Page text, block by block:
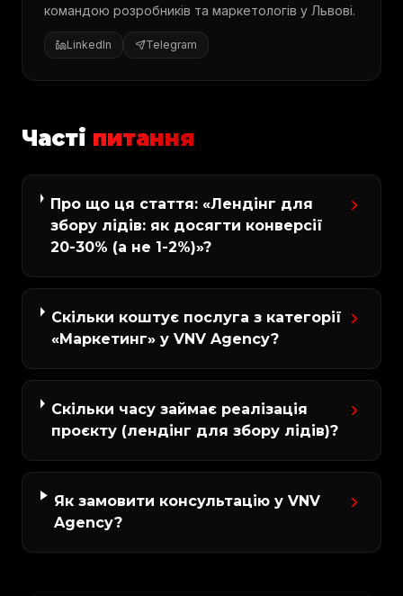
командою розробників та маркетологів у Львові.
LinkedIn Telegram
Часті питання
Про що ця стаття: «Лендінг для
збору лідів: як досягти конверсії
20-30% (а не 1-2%)»?
Скільки коштує послуга з категорії
«Маркетинг» у VNV Agency?
Скільки часу займає реалізація
проєкту (лендінг для збору лідів)?
Як замовити консультацію у VNV
Agency?